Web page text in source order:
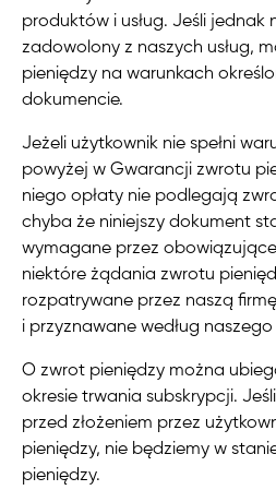
produktów i usług. Jeśli jednak
zadowolony z naszych usług,
pieniędzy na warunkach
dokumencie.
Jeżeli użytkownik nie spełni
powyżej w Gwarancji zwrotu
niego opłaty nie podlegają
chyba że niniejszy dokument
wymagane przez
niektóre żądania zwrotu
rozpatrywane przez naszą
i przyznawane według
O zwrot pieniędzy można
okresie trwania subskrypcji.
przed złożeniem przez
pieniędzy, nie będziemy w
pieniędzy.